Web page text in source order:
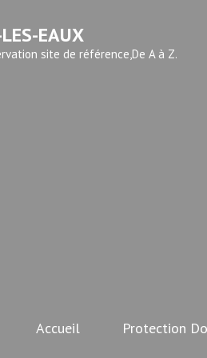
EAUX
site de référence,De A à Z.
Accueil Protection